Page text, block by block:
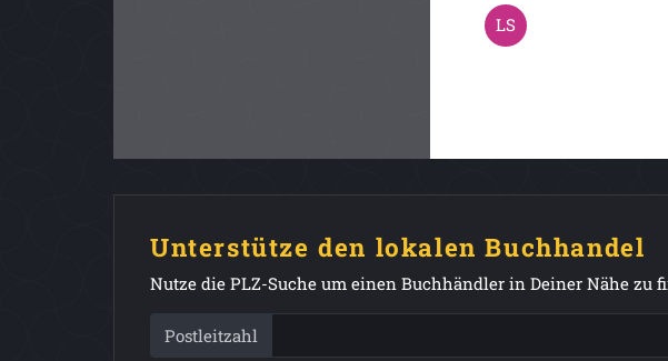
Unterstütze den lokalen Buchhandel
Nutze die PLZ-Suche um einen Buchhändler in Deiner Nähe zu
Postleitzahl